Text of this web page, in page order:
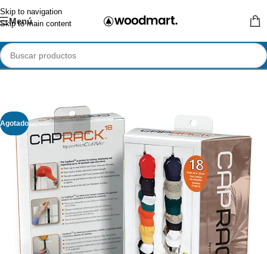
Skip to navigation
Skip to main content
Menú
Agotado